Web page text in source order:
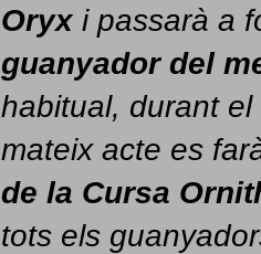
Oryx i passarà a
guanyador del
habitual, durant el
mateix acte es
de la Cursa
tots els